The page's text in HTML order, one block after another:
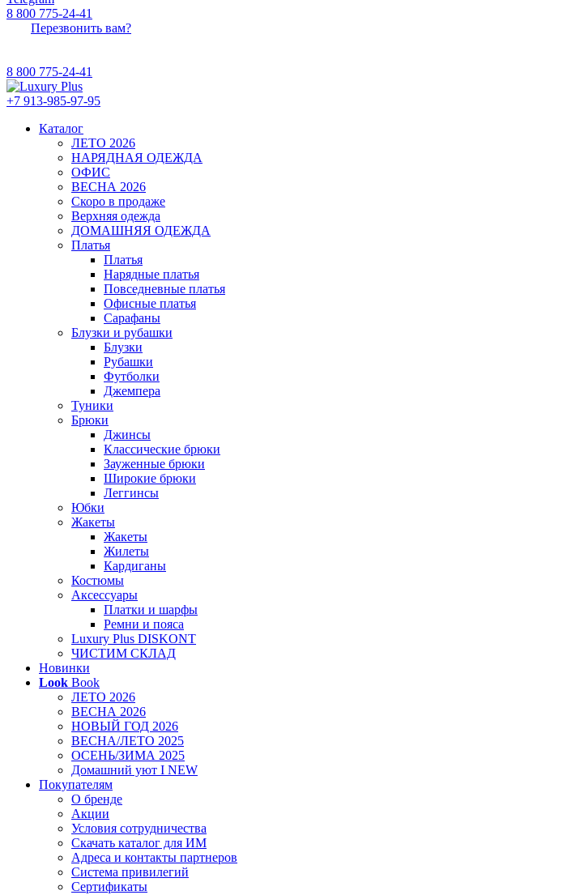
8 800 775-24-41
Перезвонить вам?
8 800 775-24-41
+7 913-985-97-95
Каталог
ЛЕТО 2026
НАРЯДНАЯ ОДЕЖДА
ОФИС
ВЕСНА 2026
Скоро в продаже
Верхняя одежда
ДОМАШНЯЯ ОДЕЖДА
Платья
Платья
Нарядные платья
Повседневные платья
Офисные платья
Сарафаны
Блузки и рубашки
Блузки
Рубашки
Футболки
Джемпера
Туники
Брюки
Джинсы
Классические брюки
Зауженные брюки
Широкие брюки
Леггинсы
Юбки
Жакеты
Жакеты
Жилеты
Кардиганы
Костюмы
Аксессуары
Платки и шарфы
Ремни и пояса
Luxury Plus DISKONT
ЧИСТИМ СКЛАД
Новинки
Look Book
ЛЕТО 2026
ВЕСНА 2026
НОВЫЙ ГОД 2026
ВЕСНА/ЛЕТО 2025
ОСЕНЬ/ЗИМА 2025
Домашний уют I NEW
Покупателям
О бренде
Акции
Условия сотрудничества
Скачать каталог для ИМ
Адреса и контакты партнеров
Система привилегий
Сертификаты